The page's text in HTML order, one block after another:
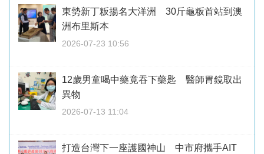
東勢新丁粄揚名大洋洲 30斤龜粄首站到澳
洲布里斯本
2026-07-23 10:56
12歲男童喝中藥竟吞下藥匙 醫師胃鏡取出
異物
2026-07-13 11:04
打造台灣下一座護國神山 中市府攜手AIT